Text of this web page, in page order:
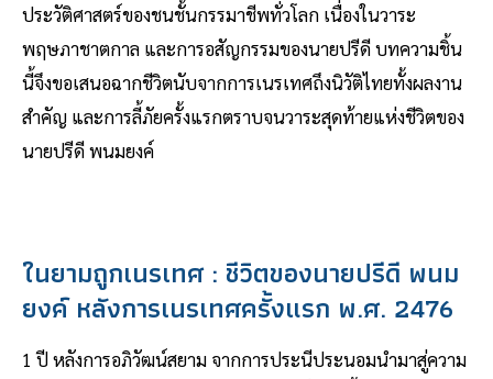
ประวัติศาสตร์ของชนชั้นกรรมาชีพทั่วโลก เนื่องในวาระ
พฤษภาชาตกาล และการอสัญกรรมของนายปรีดี บทความชิ้น
นี้จึงขอเสนอฉากชีวิตนับจากการเนรเทศถึงนิวัติไทยทั้งผลงาน
สำคัญ และการลี้ภัยครั้งแรกตราบจนวาระสุดท้ายแห่งชีวิตของ
นายปรีดี พนมยงค์
ในยามถูกเนรเทศ : ชีวิตของนายปรีดี พนม
ยงค์ หลังการเนรเทศครั้งแรก พ.ศ. 2476
1 ปี หลังการอภิวัฒน์สยาม จากการประนีประนอมนำมาสู่ความ